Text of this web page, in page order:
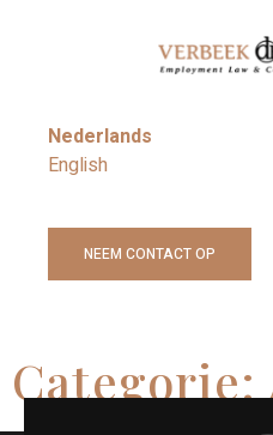
NEEM CONTACT OP
Nederlands
English
Categorie: